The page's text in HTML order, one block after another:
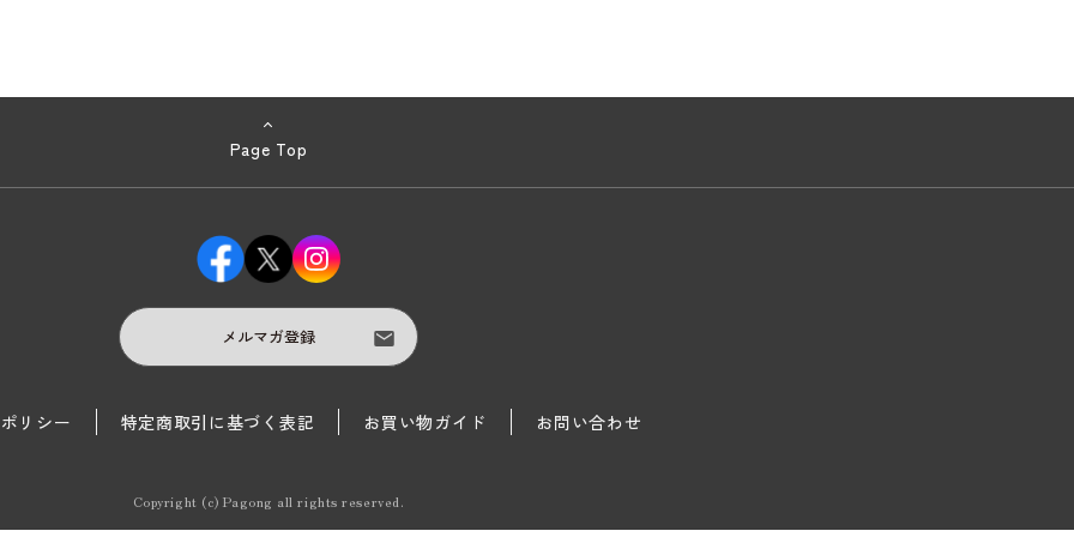
Page Top
メルマガ登録
リシー 特定商取引に基づく表記 お買い物ガイド お問い合わせ
Copyright (c) Pagong all rights reserved.